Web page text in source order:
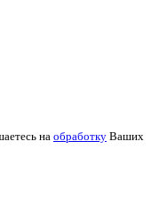
на обработку Ваших